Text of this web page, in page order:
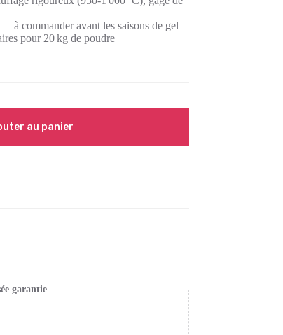
à commander avant les saisons de gel
pour 20 kg de poudre
au panier
garantie